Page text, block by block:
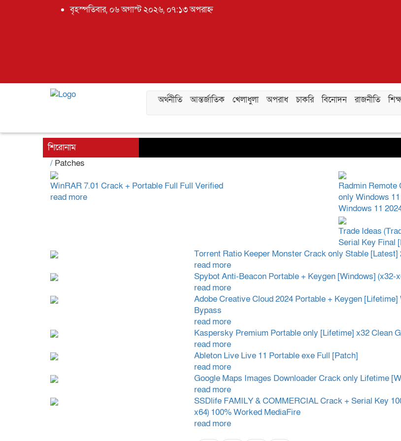
বৃহস্পতিবার, ০৬ অগাস্ট ২০২৬, ০৭:১৩ অপরাহ্ন
অর্থনীতি আন্তর্জাতিক খেলাধুলা অপরাধ চাকরি বিনোদন রাজনীতি
শিরোনাম
/ Patches
WinRAR 7.01 Crack + Portable Full Full Verified
read more
Radmin Remote
only Windows
Windows 11
Trade Ideas
Serial Key Final
Torrent Ratio Keeper Monster Crack only Stable [Latest]
read more
Spybot Anti-Beacon Portable + Keygen [Windows] (x32-
read more
Adobe Creative Cloud 2024 Portable + Keygen [Lifetime]
Bypass
read more
Kaspersky Premium Portable only [Lifetime] x32 Clean
read more
Ableton Live Live 11 Portable exe Full [Patch]
read more
Google Maps Images Downloader Crack only Lifetime
read more
SSDlife FAMILY & COMMERCIAL Crack + Serial Key
x64) 100% Worked MediaFire
read more